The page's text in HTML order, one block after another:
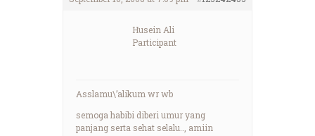
Husein Ali
Participant
Asslamu\’alikum wr wb
semoga habibi diberi umur yang
panjang serta sehat selalu.., amiin